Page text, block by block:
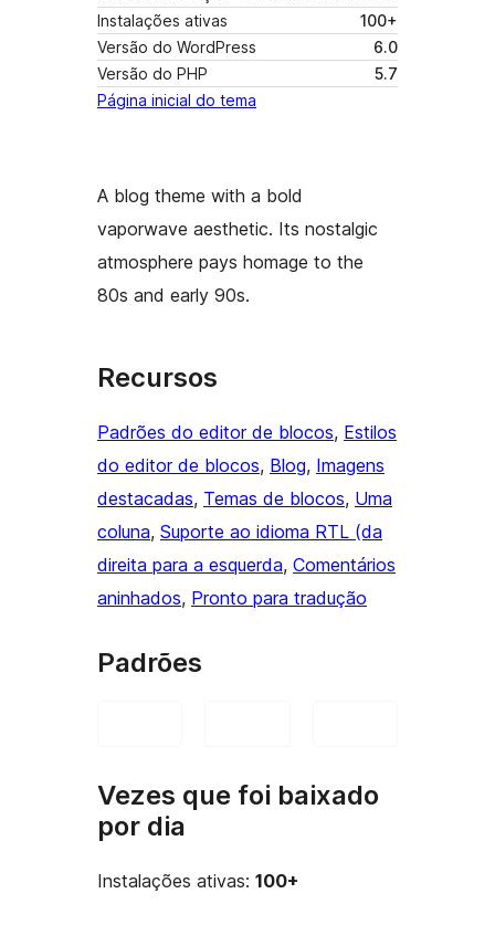
Instalações ativas
100+
Versão do WordPress
6.0
Versão do PHP
5.7
Página inicial do tema
A blog theme with a bold
vaporwave aesthetic. Its nostalgic
atmosphere pays homage to the
80s and early 90s.
Recursos
Padrões do editor de blocos, Estilos
do editor de blocos, Blog, Imagens
destacadas, Temas de blocos, Uma
coluna, Suporte ao idioma RTL (da
direita para a esquerda, Comentários
aninhados, Pronto para tradução
Padrões
Vezes que foi baixado
por dia
Instalações ativas: 100+